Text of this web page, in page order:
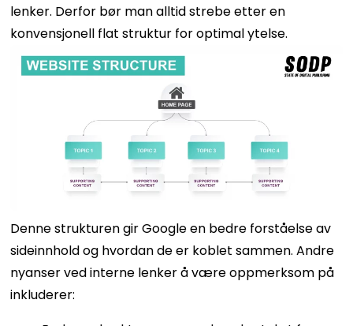
lenker. Derfor bør man alltid strebe etter en
konvensjonell flat struktur for optimal ytelse.
Denne strukturen gir Google en bedre forståelse av
sideinnhold og hvordan de er koblet sammen. Andre
nyanser ved interne lenker å være oppmerksom på
inkluderer: